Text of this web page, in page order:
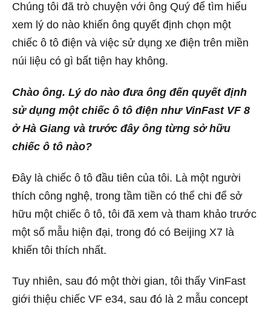
Chúng tôi đã trò chuyện với ông Quý để tìm hiểu
xem lý do nào khiến ông quyết định chọn một
chiếc ô tô điện và việc sử dụng xe điện trên miền
núi liệu có gì bất tiện hay không.
Chào ông. Lý do nào đưa ông đến quyết định
sử dụng một chiếc ô tô điện như VinFast VF 8
ở Hà Giang và trước đây ông từng sở hữu
chiếc ô tô nào?
Đây là chiếc ô tô đầu tiên của tôi. Là một người
thích công nghệ, trong tầm tiền có thể chi để sở
hữu một chiếc ô tô, tôi đã xem và tham khảo trước
một số mẫu hiện đại, trong đó có Beijing X7 là
khiến tôi thích nhất.
Tuy nhiên, sau đó một thời gian, tôi thấy VinFast
giới thiệu chiếc VF e34, sau đó là 2 mẫu concept